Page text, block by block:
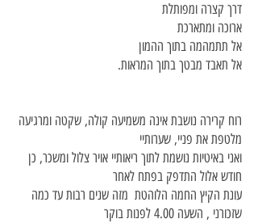
דרך קצרה ומפותלת
ארוכה ומתארכת
אל תתמהמה בתוך ההמון
אל תאבד מבטך בתוך המראות.
רוח קרירה נושבת אינה משמיעה קולה, שקטה ומרגיעה
מלטפת את פניי, שערותיי
ואני באיטיות נושמת לתוך ריאותיי אויר צלול ומשכר, כן
חודש אלול התדפק בפתח לאחר
עונת הקיץ החמה הלוהטת מזה שנים רבות עד כמה
שזכורני , השעה 4.00 לפנות בוקר